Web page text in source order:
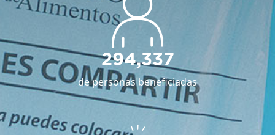
294,337
de personas beneficiadas